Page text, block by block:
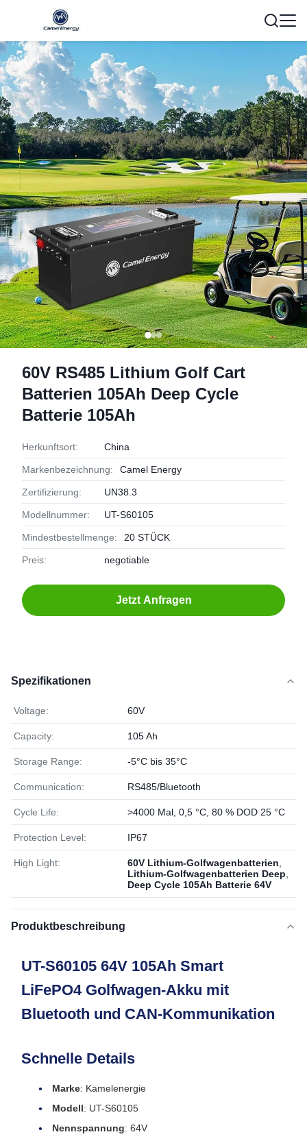
60V RS485 Lithium Golf Cart
Batterien 105Ah Deep Cycle
Batterie 105Ah
Herkunftsort: China
Markenbezeichnung: Camel Energy
Zertifizierung: UN38.3
Modellnummer: UT-S60105
Mindestbestellmenge: 20 STÜCK
Preis: negotiable
Jetzt Anfragen
Spezifikationen
Voltage: 60V
Capacity: 105 Ah
Storage Range: -5°C bis 35°C
Communication: RS485/Bluetooth
Cycle Life: >4000 Mal, 0,5 °C, 80 % DOD 25 °C
Protection Level: IP67
High Light: 60V Lithium-Golfwagenbatterien
Lithium-Golfwagenbatterien Deep
Deep Cycle 105Ah Batterie 64V
Produktbeschreibung
UT-S60105 64V 105Ah Smart
LiFePO4 Golfwagen-Akku mit
Bluetooth und CAN-Kommunikation
Schnelle Details
Marke: Kamelenergie
Modell: UT-S60105
Nennspannung: 64V